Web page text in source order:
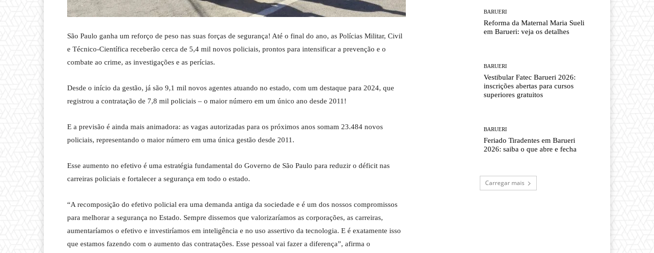
São Paulo ganha um reforço de peso nas suas forças de segurança! Até o final do ano, as Polícias Militar, Civil
e Técnico-Científica receberão cerca de 5,4 mil novos policiais, prontos para intensificar a prevenção e o
combate ao crime, as investigações e as perícias.
Desde o início da gestão, já são 9,1 mil novos agentes atuando no estado, com um destaque para 2024, que
registrou a contratação de 7,8 mil policiais – o maior número em um único ano desde 2011!
E a previsão é ainda mais animadora: as vagas autorizadas para os próximos anos somam 23.484 novos
policiais, representando o maior número em uma única gestão desde 2011.
Esse aumento no efetivo é uma estratégia fundamental do Governo de São Paulo para reduzir o déficit nas
carreiras policiais e fortalecer a segurança em todo o estado.
“A recomposição do efetivo policial era uma demanda antiga da sociedade e é um dos nossos compromissos
para melhorar a segurança no Estado. Sempre dissemos que valorizaríamos as corporações, as carreiras,
aumentaríamos o efetivo e investiríamos em inteligência e no uso assertivo da tecnologia. E é exatamente isso
que estamos fazendo com o aumento das contratações. Esse pessoal vai fazer a diferença”, afirma o
BARUERI
Reforma da Maternal Maria Sueli
em Barueri: veja os detalhes
BARUERI
Vestibular Fatec Barueri 2026:
inscrições abertas para cursos
superiores gratuitos
BARUERI
Feriado Tiradentes em Barueri
2026: saiba o que abre e fecha
Carregar mais